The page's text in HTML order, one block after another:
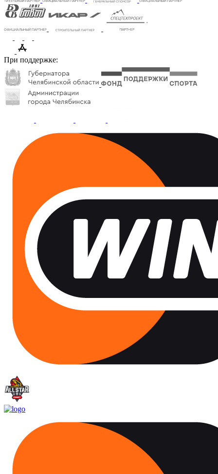
При поддержке: